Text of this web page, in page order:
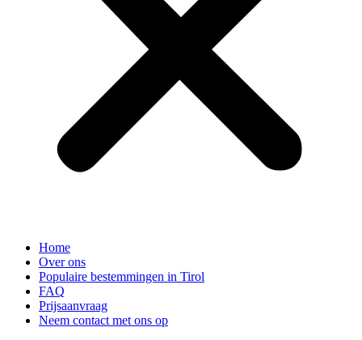
Home
Over ons
Populaire bestemmingen in Tirol
FAQ
Prijsaanvraag
Neem contact met ons op